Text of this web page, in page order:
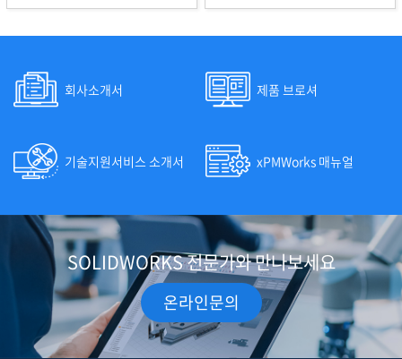
회사소개서 제품 브로셔
기술지원서비스 소개서 xPMWorks 매뉴얼
SOLIDWORKS 전문가와 만나보세요
온라인문의